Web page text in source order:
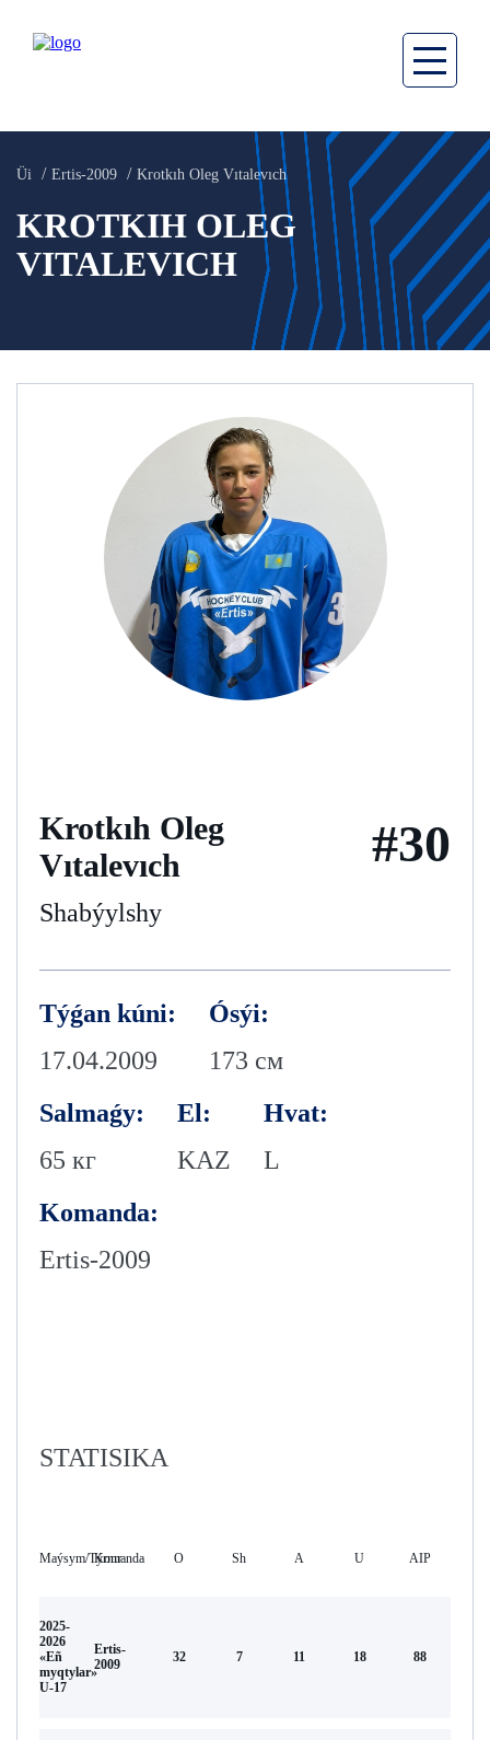
Üi Ertis-2009 Krotkıh Oleg Vıtalevıch
KROTKIH OLEG
VITALEVICH
Krotkıh Oleg
Vıtalevıch
Shabýylshy
#30
Týǵan kúni:
17.04.2009
Ósýi:
173 см
Salmaǵy:
65 кг
El:
KAZ
Hvat:
L
Komanda:
Ertis-2009
STATISIKA
Maýsym/TýrnırKomanda O Sh А U AIP
2025-
2026
«Eñ
myqtylar»
U-17
Ertis-
2009
32 7 11 18 88